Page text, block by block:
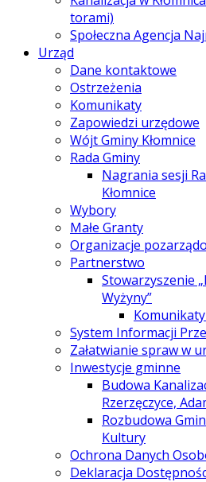
torami)
Społeczna Agencja
Urząd
Dane kontaktowe
Ostrzeżenia
Komunikaty
Zapowiedzi urzędowe
Wójt Gminy Kłomnice
Rada Gminy
Nagrania sesji
Kłomnice
Wybory
Małe Granty
Organizacje
Partnerstwo
Stowarzyszenie
Wyżyny”
System Informacji
Załatwianie spraw w
Inwestycje gminne
Budowa
Rzerzęczyce,
Rozbudowa
Kultury
Ochrona Danych
Deklaracja